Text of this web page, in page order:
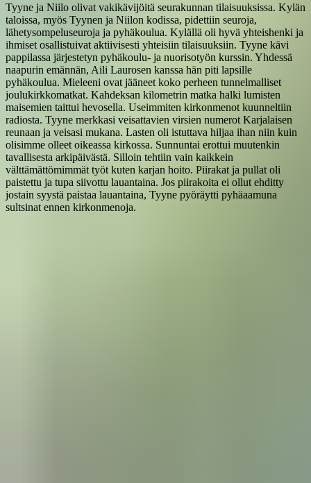
Tyyne ja Niilo olivat vakikävijöitä seurakunnan tilaisuuksissa. Kylän
taloissa, myös Tyynen ja Niilon kodissa, pidettiin seuroja,
lähetysompeluseuroja ja pyhäkoulua. Kylällä oli hyvä yhteishenki ja
ihmiset osallistuivat aktiivisesti yhteisiin tilaisuuksiin. Tyyne kävi
pappilassa järjestetyn pyhäkoulu- ja nuorisotyön kurssin. Yhdessä
naapurin emännän, Aili Laurosen kanssa hän piti lapsille
pyhäkoulua. Mieleeni ovat jääneet koko perheen tunnelmalliset
joulukirkkomatkat. Kahdeksan kilometrin matka halki lumisten
maisemien taittui hevosella. Useimmiten kirkonmenot kuunneltiin
radiosta. Tyyne merkkasi veisattavien virsien numerot Karjalaisen
reunaan ja veisasi mukana. Lasten oli istuttava hiljaa ihan niin kuin
olisimme olleet oikeassa kirkossa. Sunnuntai erottui muutenkin
tavallisesta arkipäivästä. Silloin tehtiin vain kaikkein
välttämättömimmät työt kuten karjan hoito. Piirakat ja pullat oli
paistettu ja tupa siivottu lauantaina. Jos piirakoita ei ollut ehditty
jostain syystä paistaa lauantaina, Tyyne pyöräytti pyhäaamuna
sultsinat ennen kirkonmenoja.